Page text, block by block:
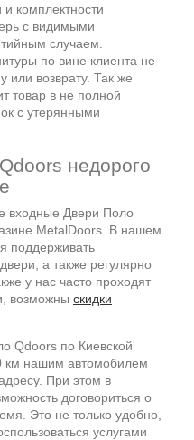
и комплектности
с видимыми
случаем.
по вине клиента не
или возврату. Так же
товар в не полной
с утерянными
недорого
входные Двери Поло
MetalDoors. В нашем
поддерживать
а также регулярно
у нас часто проходят
возможны скидки
Qdoors по Киевской
км нашим автомобилем
При этом в
договориться о
Это не только удобно,
услугами